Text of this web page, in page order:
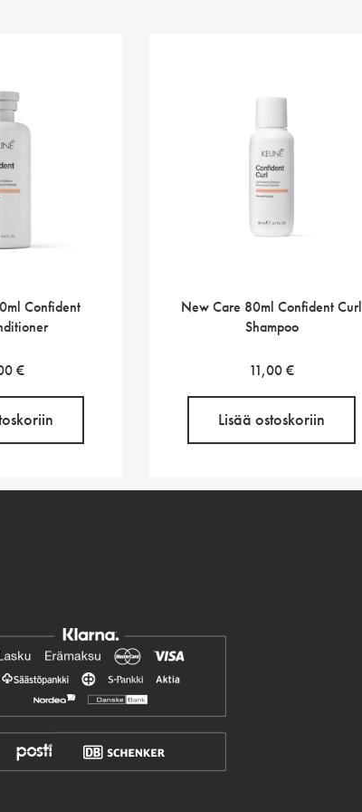
Confident
€
New Care 80ml Confident Curl
Shampoo
11,00€
Lisää ostoskoriin